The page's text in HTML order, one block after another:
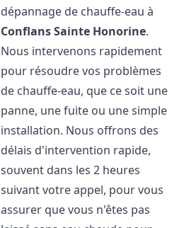
dépannage de chauffe-eau à
Conflans Sainte Honorine.
Nous intervenons rapidement
pour résoudre vos problèmes
de chauffe-eau, que ce soit une
panne, une fuite ou une simple
installation. Nous offrons des
délais d'intervention rapide,
souvent dans les 2 heures
suivant votre appel, pour vous
assurer que vous n'êtes pas